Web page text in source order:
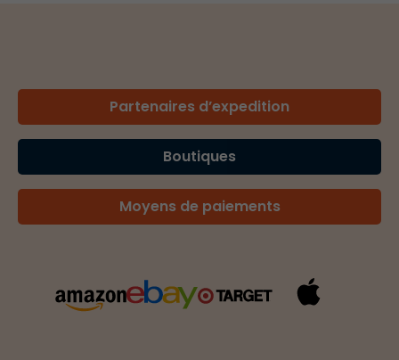
Partenaires d’expedition
Boutiques
Moyens de paiements